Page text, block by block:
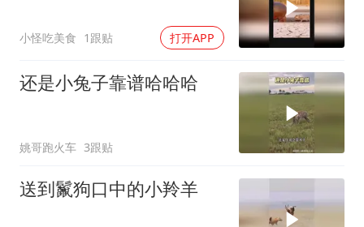
小怪吃美食 1跟贴 打开APP
还是小兔子靠谱哈哈哈
姚哥跑火车 3跟贴
送到鬣狗口中的小羚羊